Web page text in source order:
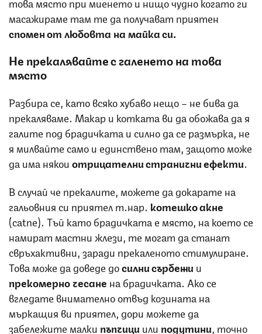
масажираме там те да получават приятен
спомен от любовта на майка си.
Не прекалявайте с галенето на това
място
Разбира се, като всяко хубаво нещо – не бива да
прекаляваме. Макар и котката ви да обожава да я
галите под брадичката и силно да се размърка, не
я милвайте само и единствено там, защото може
да има някоиотрицателни странични ефекти.
В случай че прекалите, можете да докарате на
гальовния си приятел т.нар. котешко акне
(catne). Тъй като брадичката е място, на което се
намират мастни жлези, те могат да станат
свръхактивни, заради прекаленото стимулиране.
Това може да доведе досилни сърбежи и
прекомерно чесане на брадичката. Ако се
вгледате внимателно отвъд козината на
мъркащия ви приятел, дори можете да
забележите малки пъпчици или подутини , точно